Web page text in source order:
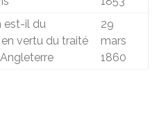
est-il du
vertu du traité
29
mars
1860